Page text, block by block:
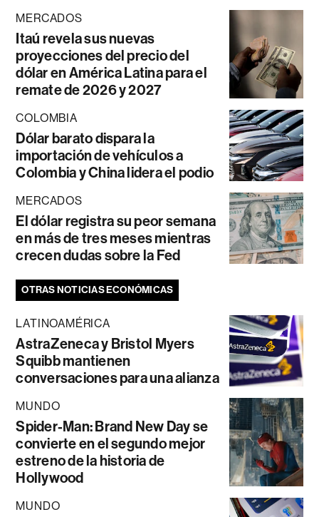
MERCADOS
Itaú revela sus nuevas
proyecciones del precio del
dólar en América Latina para el
remate de 2026 y 2027
COLOMBIA
Dólar barato dispara la
importación de vehículos a
Colombia y China lidera el podio
MERCADOS
El dólar registra su peor semana
en más de tres meses mientras
crecen dudas sobre la Fed
OTRAS NOTICIAS ECONÓMICAS
LATINOAMÉRICA
AstraZeneca y Bristol Myers
Squibb mantienen
conversaciones para una alianza
MUNDO
Spider-Man: Brand New Day se
convierte en el segundo mejor
estreno de la historia de
Hollywood
MUNDO